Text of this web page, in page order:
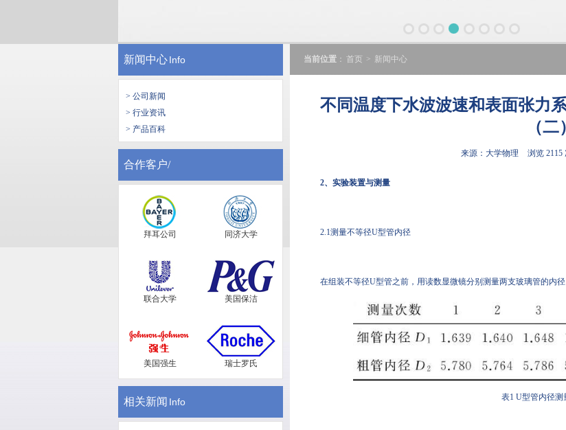
新闻中心Info
> 公司新闻
> 行业资讯
> 产品百科
合作客户/
拜耳公司 同济大学
联合大学 美国保洁
美国强生 瑞士罗氏
相关新闻 Info
当前位置 ： 首页 > 新闻中心
不同温度下水波波速和表面张力
（二）
来源：大学物理 浏览 2115
2、实验装置与测量
2.1测量不等径U型管内径
在组装不等径U型管之前，用读数显微镜分别测量两支玻璃管的内
表1 U型管内径测